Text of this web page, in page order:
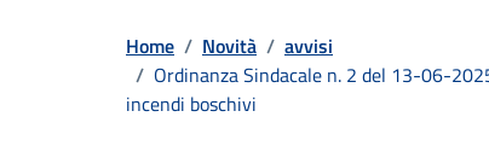
Home / Novità / avvisi
/ Ordinanza Sindacale n. 2 del 13-06-
incendi boschivi